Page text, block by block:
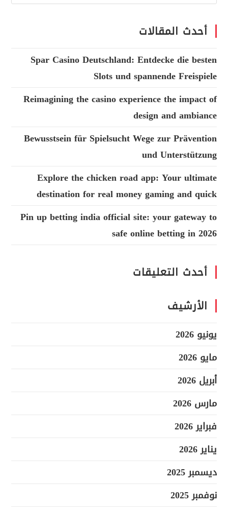
أحدث المقالات
Spar Casino Deutschland: Entdecke die besten
Slots und spannende Freispiele
Reimagining the casino experience the impact of
design and ambiance
Bewusstsein für Spielsucht Wege zur Prävention
und Unterstützung
Explore the chicken road app: Your ultimate
destination for real money gaming and quick
Pin up betting india official site: your gateway to
safe online betting in 2026
أحدث التعليقات
الأرشيف
يونيو 2026
مايو 2026
أبريل 2026
مارس 2026
فبراير 2026
يناير 2026
ديسمبر 2025
نوفمبر 2025